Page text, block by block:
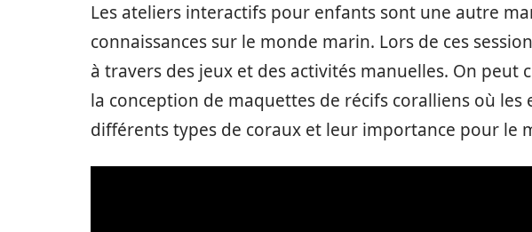
Les ateliers interactifs pour enfants sont une autre
connaissances sur le monde marin. Lors de ces
à travers des jeux et des activités manuelles. On
la conception de maquettes de récifs coralliens où les
différents types de coraux et leur importance pour le